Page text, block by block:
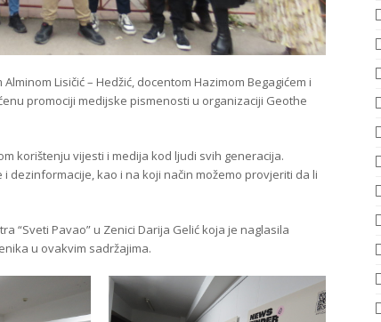
Lisičić – Hedžić, docentom Hazimom Begagićem i
promociji medijske pismenosti u organizaciji Geothe
korištenju vijesti i medija kod ljudi svih generacija.
kao i na koji način možemo provjeriti da li
“Sveti Pavao” u Zenici Darija Gelić koja je naglasila
u ovakvim sadržajima.